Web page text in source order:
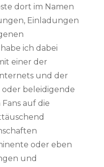
dort im Namen
Einladungen
ich dabei
einer der
und der
oder beleidigende
auf die
oder eben
und